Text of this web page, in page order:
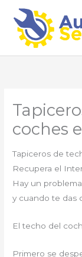
contenido
coches
Tapiceros de
Recupera el
Hay un
y cuando te das
El techo del
Primero se